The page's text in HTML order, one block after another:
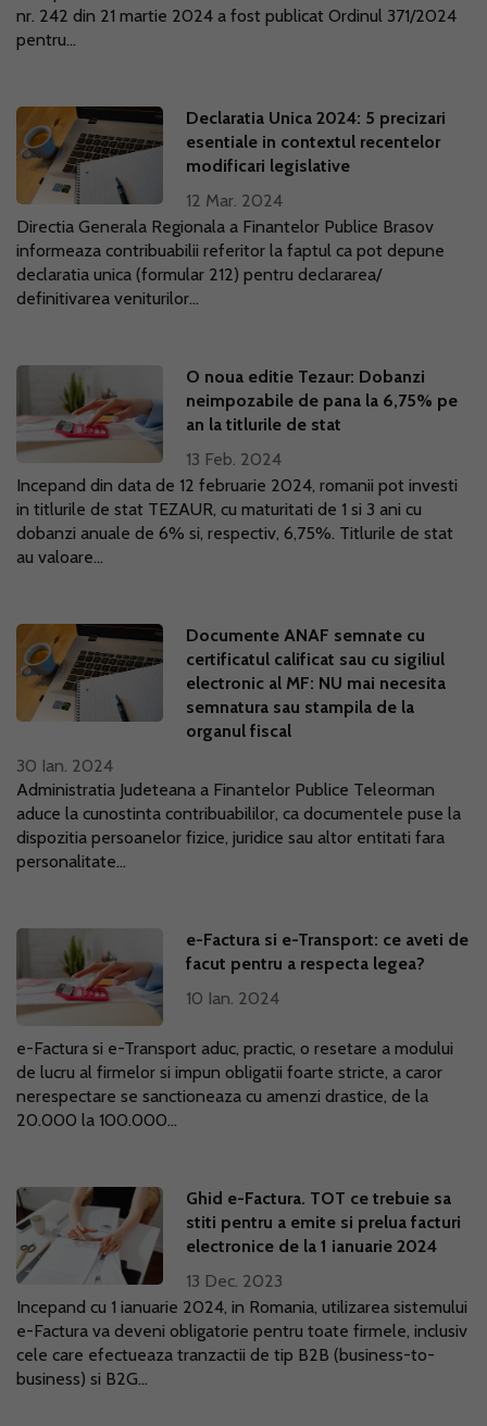
nr. 242 din 21 martie 2024 a fost publicat Ordinul 371/2024
pentru...
Declaratia Unica 2024: 5 precizari
esentiale in contextul recentelor
modificari legislative
12 Mar. 2024
Directia Generala Regionala a Finantelor Publice Brasov
informeaza contribuabilii referitor la faptul ca pot depune
declaratia unica (formular 212) pentru declararea/
definitivarea veniturilor...
O noua editie Tezaur: Dobanzi
neimpozabile de pana la 6,75% pe
an la titlurile de stat
13 Feb. 2024
Incepand din data de 12 februarie 2024, romanii pot investi
in titlurile de stat TEZAUR, cu maturitati de 1 si 3 ani cu
dobanzi anuale de 6% si, respectiv, 6,75%. Titlurile de stat
au valoare...
Documente ANAF semnate cu
certificatul calificat sau cu sigiliul
electronic al MF: NU mai necesita
semnatura sau stampila de la
organul fiscal
30 Ian. 2024
Administratia Judeteana a Finantelor Publice Teleorman
aduce la cunostinta contribuabililor, ca documentele puse la
dispozitia persoanelor fizice, juridice sau altor entitati fara
personalitate...
e-Factura si e-Transport: ce aveti de
facut pentru a respecta legea?
10 Ian. 2024
e-Factura si e-Transport aduc, practic, o resetare a modului
de lucru al firmelor si impun obligatii foarte stricte, a caror
nerespectare se sanctioneaza cu amenzi drastice, de la
20.000 la 100.000...
Ghid e-Factura. TOT ce trebuie sa
stiti pentru a emite si prelua facturi
electronice de la 1 ianuarie 2024
13 Dec. 2023
Incepand cu 1 ianuarie 2024, in Romania, utilizarea sistemului
e-Factura va deveni obligatorie pentru toate firmele, inclusiv
cele care efectueaza tranzactii de tip B2B (business-to-
business) si B2G...